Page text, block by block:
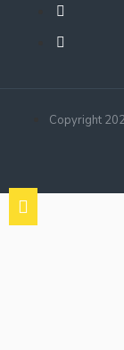
Copyright